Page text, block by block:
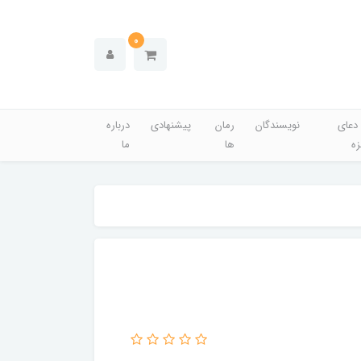
0
نویسندگان
رمان
ها
پیشنهادی
درباره
ما